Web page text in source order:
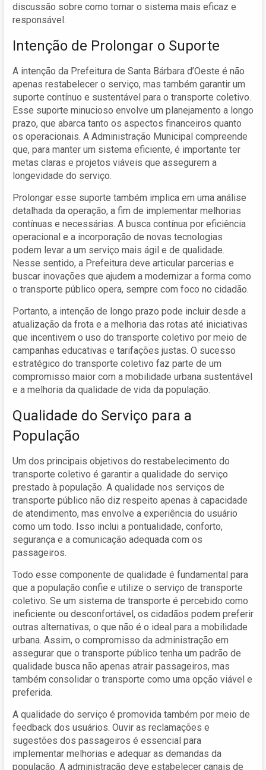
discussão sobre como tornar o sistema mais eficaz e
responsável.
Intenção de Prolongar o Suporte
A intenção da Prefeitura de Santa Bárbara d’Oeste é não
apenas restabelecer o serviço, mas também garantir um
suporte contínuo e sustentável para o transporte coletivo.
Esse suporte minucioso envolve um planejamento a longo
prazo, que abarca tanto os aspectos financeiros quanto
os operacionais. A Administração Municipal compreende
que, para manter um sistema eficiente, é importante ter
metas claras e projetos viáveis que assegurem a
longevidade do serviço.
Prolongar esse suporte também implica em uma análise
detalhada da operação, a fim de implementar melhorias
contínuas e necessárias. A busca contínua por eficiência
operacional e a incorporação de novas tecnologias
podem levar a um serviço mais ágil e de qualidade.
Nesse sentido, a Prefeitura deve articular parcerias e
buscar inovações que ajudem a modernizar a forma como
o transporte público opera, sempre com foco no cidadão.
Portanto, a intenção de longo prazo pode incluir desde a
atualização da frota e a melhoria das rotas até iniciativas
que incentivem o uso do transporte coletivo por meio de
campanhas educativas e tarifações justas. O sucesso
estratégico do transporte coletivo faz parte de um
compromisso maior com a mobilidade urbana sustentável
e a melhoria da qualidade de vida da população.
Qualidade do Serviço para a
População
Um dos principais objetivos do restabelecimento do
transporte coletivo é garantir a qualidade do serviço
prestado à população. A qualidade nos serviços de
transporte público não diz respeito apenas à capacidade
de atendimento, mas envolve a experiência do usuário
como um todo. Isso inclui a pontualidade, conforto,
segurança e a comunicação adequada com os
passageiros.
Todo esse componente de qualidade é fundamental para
que a população confie e utilize o serviço de transporte
coletivo. Se um sistema de transporte é percebido como
ineficiente ou desconfortável, os cidadãos podem preferir
outras alternativas, o que não é o ideal para a mobilidade
urbana. Assim, o compromisso da administração em
assegurar que o transporte público tenha um padrão de
qualidade busca não apenas atrair passageiros, mas
também consolidar o transporte como uma opção viável e
preferida.
A qualidade do serviço é promovida também por meio de
feedback dos usuários. Ouvir as reclamações e
sugestões dos passageiros é essencial para
implementar melhorias e adequar as demandas da
população. A administração deve estabelecer canais de